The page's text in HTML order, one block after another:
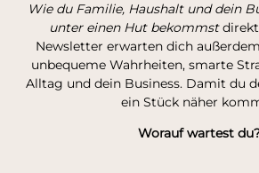
Wie du Familie, Haushalt und dein
unter einen Hut bekommst
Newsletter erwarten dich
unbequeme Wahrheiten, smarte
Alltag und dein Business. Damit du
ein Stück näher
Worauf wartest